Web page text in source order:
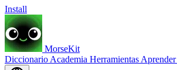
Install
MorseKit
Diccionario Academia Herramientas Aprender